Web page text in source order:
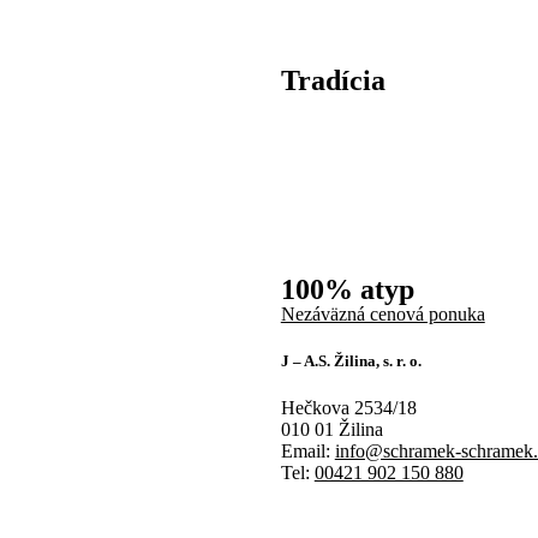
Tradícia
100% atyp
Nezáväzná cenová ponuka
J – A.S. Žilina, s. r. o.
Hečkova 2534/18
010 01 Žilina
Email: info@schramek-
Tel: 00421 902 150 880